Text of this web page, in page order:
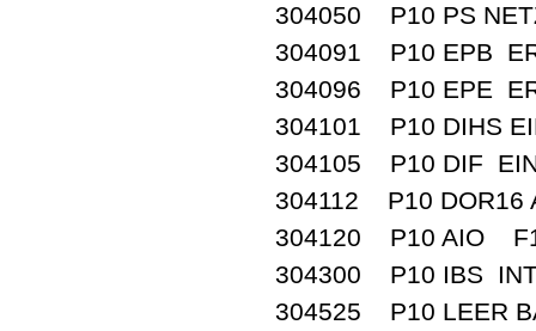
304050 P10 PS
304091 P10 EPB
304096 P10 EPE
304101 P10 DIHS
304105 P10 DIF
304112 P10 DOR16
304120 P10 AIO
304300 P10 IBS
304525 P10 LEER